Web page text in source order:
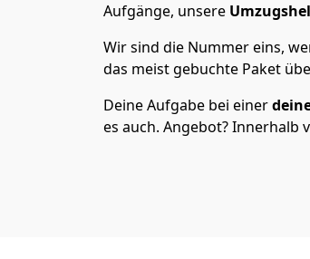
Aufgänge, unsere
Wir sind die Nummer eins,
das meist gebuchte Paket
Deine Aufgabe bei einer
es auch. Angebot? Innerhalb